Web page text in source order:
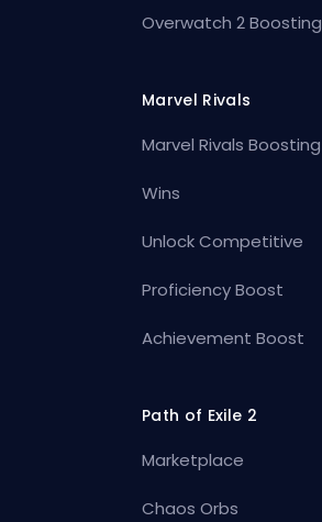
Overwatch 2 Boosting
Marvel Rivals
Marvel Rivals Boosting
Wins
Unlock Competitive
Proficiency Boost
Achievement Boost
Path of Exile 2
Marketplace
Chaos Orbs